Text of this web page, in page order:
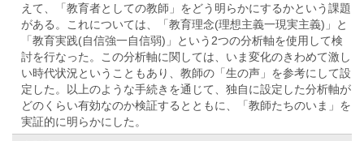
えて、「教育者としての教師」をどう明らかにするかという課題
がある。これについては、「教育理念(理想主義一現実主義)」と
「教育実践(自信強一自信弱)」という2つの分析軸を使用して検
討を行なった。この分析軸に関しては、いま変化のきわめて激し
い時代状況ということもあり、教師の「生の声」を参考にして設
定した。以上のような手続きを通じて、独自に設定した分析軸が
どのくらい有効なのか検証するとともに、「教師たちのいま」を
実証的に明らかにした。